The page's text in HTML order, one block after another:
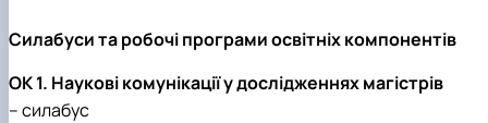
Силабуси та робочі програми освітніх компонентів
ОК 1. Наукові комунікації у дослідженнях магістрів
– силабус